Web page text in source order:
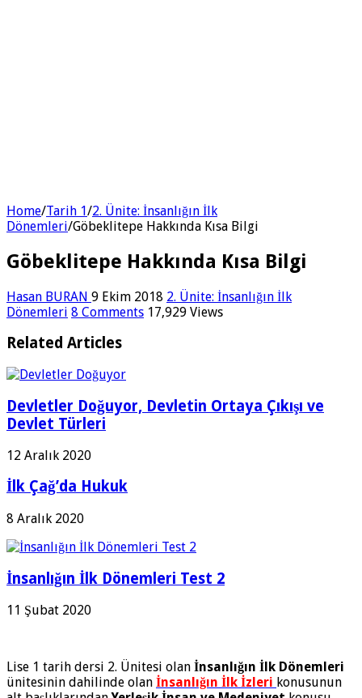
Home/Tarih 1/2. Ünite: İnsanlığın İlk
Dönemleri/Göbeklitepe Hakkında Kısa Bilgi
Göbeklitepe Hakkında Kısa Bilgi
Hasan BURAN 9 Ekim 2018 2. Ünite: İnsanlığın İlk
Dönemleri 8 Comments 17,929 Views
Related Articles
Devletler Doğuyor, Devletin Ortaya Çıkışı ve
Devlet Türleri
12 Aralık 2020
İlk Çağ’da Hukuk
8 Aralık 2020
İnsanlığın İlk Dönemleri Test 2
11 Şubat 2020
Lise 1 tarih dersi 2. Ünitesi olan İnsanlığın İlk Dönemleri
ünitesinin dahilinde olan İnsanlığın İlk İzleri konusunun